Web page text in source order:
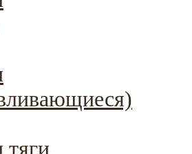
тяги